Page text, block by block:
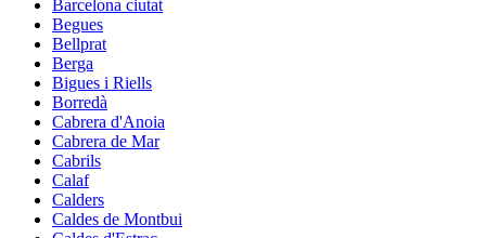
Barcelona ciutat
Begues
Bellprat
Berga
Bigues i Riells
Borredà
Cabrera d'Anoia
Cabrera de Mar
Cabrils
Calaf
Calders
Caldes de Montbui